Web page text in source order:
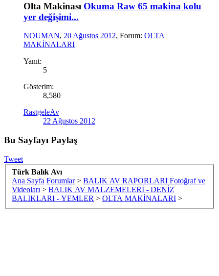
Olta Makinası Okuma Raw 65 makina kolu
yer değişimi...
NOUMAN, 20 Ağustos 2012, Forum: OLTA
MAKİNALARI
Yanıt:
5
Gösterim:
8,580
RastgeleAv
22 Ağustos 2012
Bu Sayfayı Paylaş
Tweet
Türk Balık Avı
Ana Sayfa Forumlar > BALIK AV RAPORLARI Fotoğraf ve
Videoları > BALIK AV MALZEMELERİ - DENİZ
BALIKLARI - YEMLER > OLTA MAKİNALARI >